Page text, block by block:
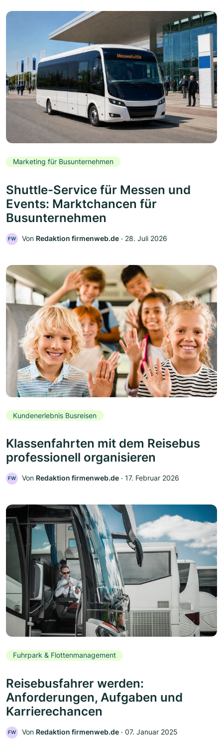
Marketing für Busunternehmen
Shuttle-Service für Messen und
Events: Marktchancen für
Busunternehmen
FW Von Redaktion firmenweb.de ‧ 28. Juli 2026
Kundenerlebnis Busreisen
Klassenfahrten mit dem Reisebus
professionell organisieren
FW Von Redaktion firmenweb.de ‧ 17. Februar 2026
Fuhrpark & Flottenmanagement
Reisebusfahrer werden:
Anforderungen, Aufgaben und
Karrierechancen
FW Von Redaktion firmenweb.de ‧ 07. Januar 2025